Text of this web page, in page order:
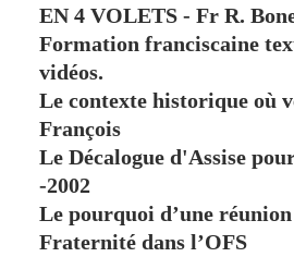
EN 4 VOLETS - Fr R.
Formation franciscaine
vidéos.
Le contexte historique où
François
Le Décalogue d'Assise
-2002
Le pourquoi d’une
Fraternité dans l’OFS